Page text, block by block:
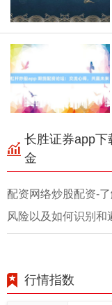
长胜证券app下
金
配资网络炒股配资-
风险以及如何识别和
行情指数